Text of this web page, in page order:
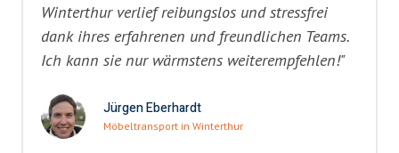
Winterthur verlief reibungslos und stressfrei
dank ihres erfahrenen und freundlichen Teams.
Ich kann sie nur wärmstens weiterempfehlen!"
Jürgen Eberhardt
Möbeltransport in Winterthur